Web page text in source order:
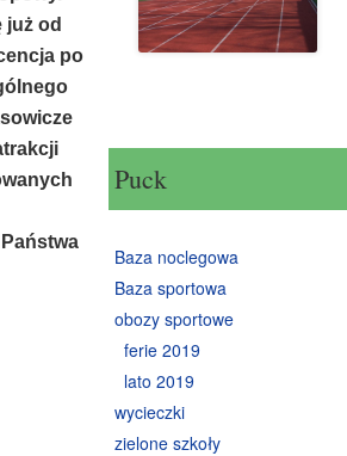
już od
po
Puck
Baza noclegowa
Baza sportowa
obozy sportowe
ferie 2019
lato 2019
wycieczki
zielone szkoły